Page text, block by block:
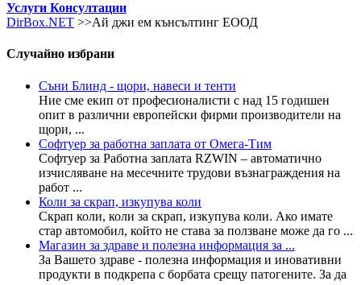
Услуги Консултации
DirBox.NET >>Ай джи ем кънсълтинг ЕООД
Случайно избрани
Съни Блинд - щори, навеси и тенти
Ние сме екип от професионалисти с над 15 годишен
опит в различни европейски фирми производители на
щори, ...
Софтуер за работна заплата от Омега-Тим
Софтуер за Работна заплата RZWIN – автоматично
изчисляване на месечните трудови възнаграждения на
работ ...
Коли за скрап, изкупува коли
Скрап коли, коли за скрап, изкупува коли. Ако имате
стар автомобил, който не става за ползване може да го ...
Магазин за здраве и полезна информация за ...
За Вашето здраве - полезна информация и иновативни
продукти в подкрепа с борбата срещу патогените. За да